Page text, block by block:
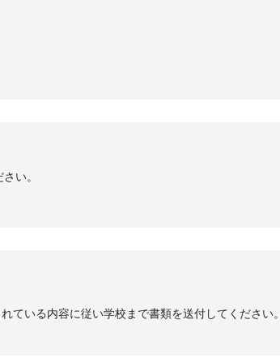
い。
ている内容に従い学校まで書類を送付してください。